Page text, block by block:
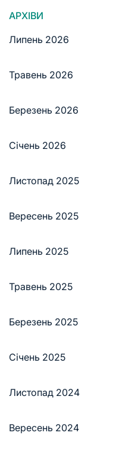
АРХІВИ
Липень 2026
Травень 2026
Березень 2026
Січень 2026
Листопад 2025
Вересень 2025
Липень 2025
Травень 2025
Березень 2025
Січень 2025
Листопад 2024
Вересень 2024